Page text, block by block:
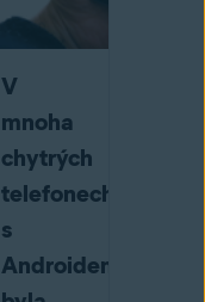
V
mnoha
chytrých
telefonech
s
Androidem